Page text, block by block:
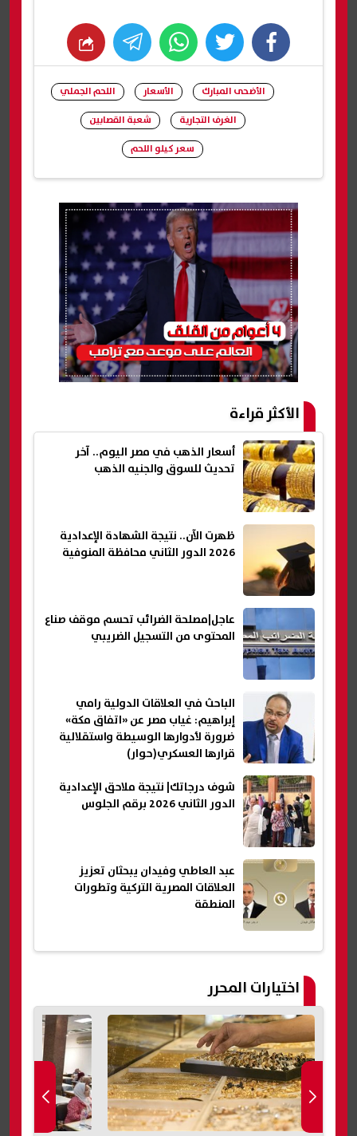
facebook
twitter
whats
الأضحى المبارك الأسعار
اللحم الجملي
الغرف التجارية
شعبة القصابين
سعر كيلو اللحم
الأكثر قراءة
أسعار الذهب في مصر اليوم.. آخر
تحديث للسوق والجنيه الذهب
ظهرت الآن.. نتيجة الشهادة الإعدادية
2026 الدور الثاني محافظة المنوفية
عاجل|مصلحة الضرائب تحسم موقف صناع
المحتوى من التسجيل الضريبي
الباحث في العلاقات الدولية رامي
إبراهيم: غياب مصر عن «اتفاق مكة»
ضرورة لأدوارها الوسيطة واستقلالية
قرارها العسكري(حوار)
شوف درجاتك| نتيجة ملاحق الإعدادية
الدور الثاني 2026 برقم الجلوس
عبد العاطي وفيدان يبحثان تعزيز
العلاقات المصرية التركية وتطورات
المنطقة
اختيارات المحرر